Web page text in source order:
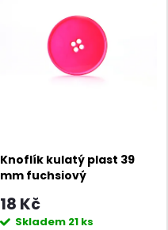
Knoflík kulatý plast 39
mm fuchsiový
18 Kč
Skladem 21 ks